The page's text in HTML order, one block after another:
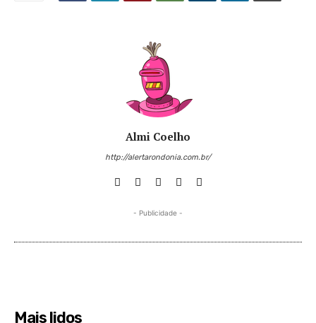
Almi Coelho
http://alertarondonia.com.br/
- Publicidade -
Mais lidos